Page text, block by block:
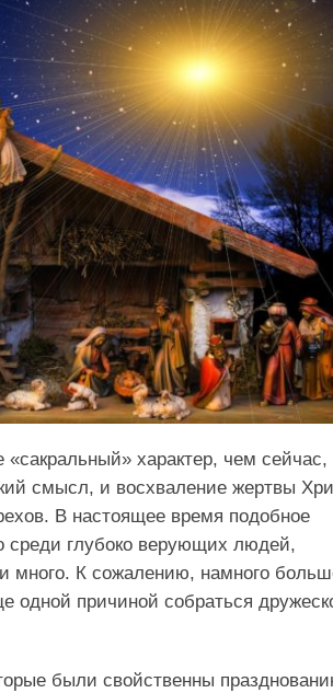
характер, чем сейчас,
смысл, и восхваление жертвы
В настоящее время подобное
среди глубоко верующих людей,
много. К сожалению, намного
одной причиной собраться
были свойственны